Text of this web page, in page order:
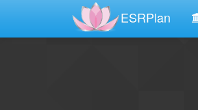
ESRPlan